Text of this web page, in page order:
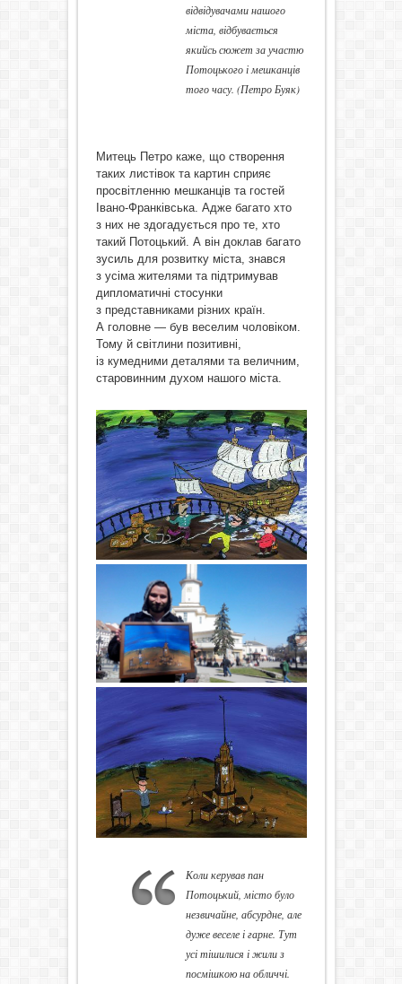
відвідувачами нашого
міста, відбувається
якийсь сюжет за участю
Потоцького і мешканців
того часу. (Петро Буяк)
Митець Петро каже, що створення
таких листівок та картин сприяє
просвітленню мешканців та гостей
Івано-Франківська. Адже багато хто
з них не здогадується про те, хто
такий Потоцький. А він доклав багато
зусиль для розвитку міста, знався
з усіма жителями та підтримував
дипломатичні стосунки
з представниками різних країн.
А головне — був веселим чоловіком.
Тому й світлини позитивні,
із кумедними деталями та величним,
старовинним духом нашого міста.
Коли керував пан
Потоцький, місто було
незвичайне, абсурдне, але
дуже веселе і гарне. Тут
усі тішилися і жили з
посмішкою на обличчі.